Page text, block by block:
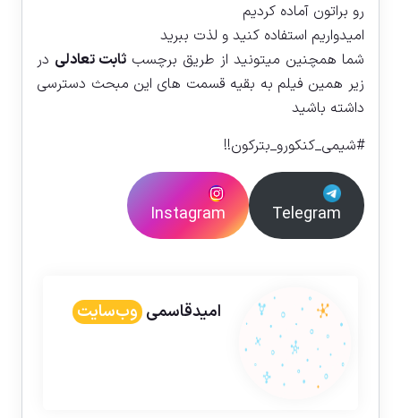
رو براتون آماده کردیم
امیدواریم استفاده کنید و لذت ببرید
شما همچنین میتونید از طریق برچسب ثابت تعادلی در
زیر همین فیلم به بقیه قسمت های این مبحث دسترسی
داشته باشید
#شیمی_کنکورو_بترکون!!
Telegram
Instagram
امیدقاسمی وب‌سایت